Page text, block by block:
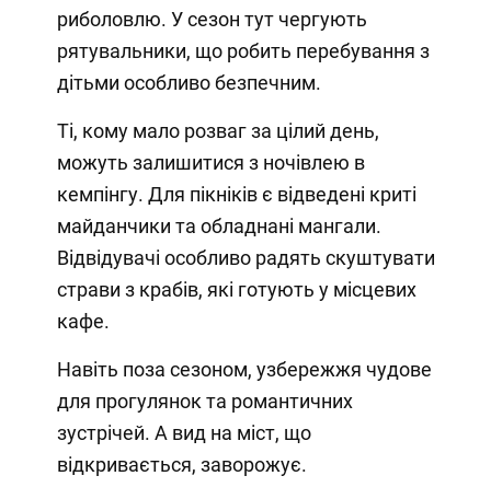
риболовлю. У сезон тут чергують
рятувальники, що робить перебування з
дітьми особливо безпечним.
Ті, кому мало розваг за цілий день,
можуть залишитися з ночівлею в
кемпінгу. Для пікніків є відведені криті
майданчики та обладнані мангали.
Відвідувачі особливо радять скуштувати
страви з крабів, які готують у місцевих
кафе.
Навіть поза сезоном, узбережжя чудове
для прогулянок та романтичних
зустрічей. А вид на міст, що
відкривається, заворожує.